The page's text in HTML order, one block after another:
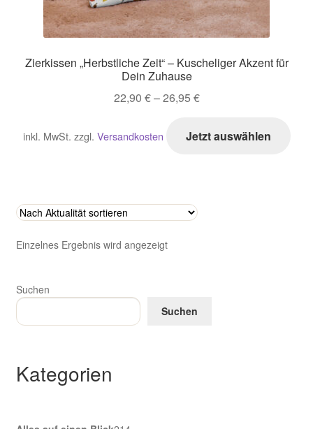
Versandarten
Vertrag widerrufen
Zahlungsarten im Shop
Zierkissen „Herbstliche Zeit“ – Kuscheliger Akzent für
Dein Zuhause
22,90 €–26,95 €
inkl. MwSt. zzgl. Versandkosten Jetzt auswählen
Einzelnes Ergebnis wird angezeigt
Suchen
Suchen
Kategorien